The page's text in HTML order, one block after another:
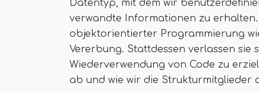
Datentyp, mit dem wir
verwandte Informationen zu
objektorientierter Programmierung
Vererbung. Stattdessen verlassen sie
Wiederverwendung von Code zu
ab und wie wir die Strukturmitglieder